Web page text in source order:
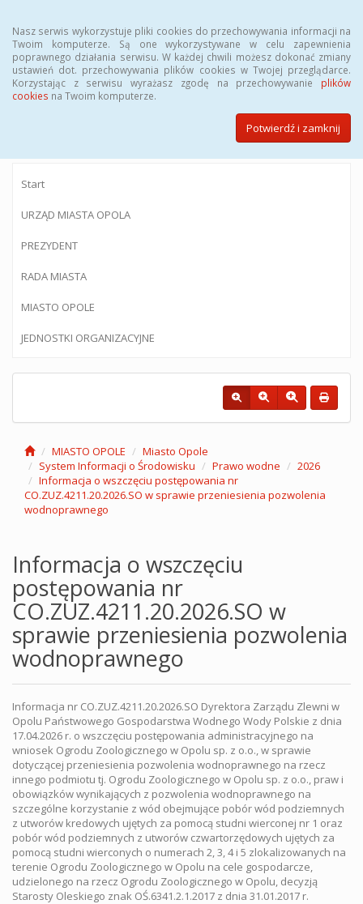
Nasz serwis wykorzystuje pliki cookies do przechowywania informacji na
Twoim komputerze. Są one wykorzystywane w celu zapewnienia
poprawnego działania serwisu. W każdej chwili możesz dokonać zmiany
ustawień dot. przechowywania plików cookies w Twojej przeglądarce.
Korzystając z serwisu wyrażasz zgodę na przechowywanie plików
cookies na Twoim komputerze.
Potwierdź i zamknij
BIULETYN INFORMACJI PUBLICZNEJ
Urzędu Miasta Opola
Start
URZĄD MIASTA OPOLA
PREZYDENT
RADA MIASTA
MIASTO OPOLE
JEDNOSTKI ORGANIZACYJNE
MIASTO OPOLE
Miasto Opole
System Informacji o Środowisku
Prawo wodne
2026
Informacja o wszczęciu postępowania nr
CO.ZUZ.4211.20.2026.SO w sprawie przeniesienia pozwolenia
wodnoprawnego
Informacja o wszczęciu
postępowania nr
CO.ZUZ.4211.20.2026.SO w
sprawie przeniesienia pozwolenia
wodnoprawnego
Informacja nr CO.ZUZ.4211.20.2026.SO Dyrektora Zarządu Zlewni w
Opolu Państwowego Gospodarstwa Wodnego Wody Polskie z dnia
17.04.2026 r. o wszczęciu postępowania administracyjnego na
wniosek Ogrodu Zoologicznego w Opolu sp. z o.o., w sprawie
dotyczącej przeniesienia pozwolenia wodnoprawnego na rzecz
innego podmiotu tj. Ogrodu Zoologicznego w Opolu sp. z o.o., praw i
obowiązków wynikających z pozwolenia wodnoprawnego na
szczególne korzystanie z wód obejmujące pobór wód podziemnych
z utworów kredowych ujętych za pomocą studni wierconej nr 1 oraz
pobór wód podziemnych z utworów czwartorzędowych ujętych za
pomocą studni wierconych o numerach 2, 3, 4 i 5 zlokalizowanych na
terenie Ogrodu Zoologicznego w Opolu na cele gospodarcze,
udzielonego na rzecz Ogrodu Zoologicznego w Opolu, decyzją
Starosty Oleskiego znak OŚ.6341.2.1.2017 z dnia 31.01.2017 r.